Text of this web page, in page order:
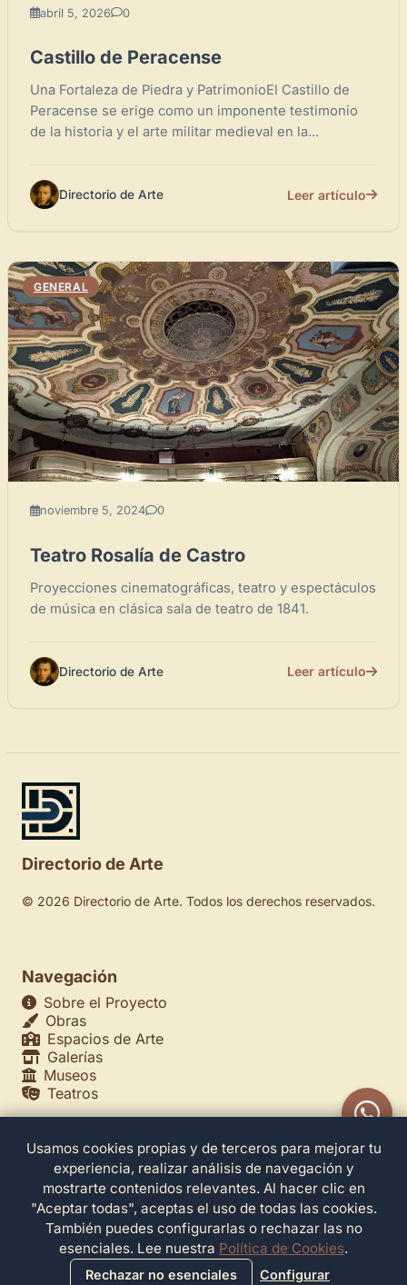
abril 5, 2026 0
Castillo de Peracense
Una Fortaleza de Piedra y PatrimonioEl Castillo de
Peracense se erige como un imponente testimonio
de la historia y el arte militar medieval en la...
Directorio de Arte Leer artículo
GENERAL
noviembre 5, 2024 0
Teatro Rosalía de Castro
Proyecciones cinematográficas, teatro y espectáculos
de música en clásica sala de teatro de 1841.
Directorio de Arte Leer artículo
Directorio de Arte
© 2026 Directorio de Arte. Todos los derechos reservados.
Navegación
Sobre el Proyecto
Obras
Espacios de Arte
Galerías
Museos
Teatros
Legales
Política de Privacidad
Política de Cookies
Configuración de Cookies
Términos de Servicio
Contacto
Usamos cookies propias y de terceros para mejorar tu
experiencia, realizar análisis de navegación y
mostrarte contenidos relevantes. Al hacer clic en
"Aceptar todas", aceptas el uso de todas las cookies.
También puedes configurarlas o rechazar las no
esenciales. Lee nuestra Política de Cookies.
Rechazar no esenciales Configurar